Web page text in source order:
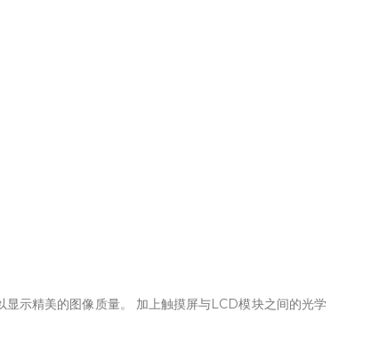
示精美的图像质量。 加上触摸屏与LCD模块之间的光学